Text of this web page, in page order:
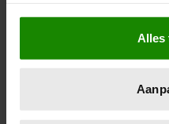
Als u het toestaat, willen
Informatie
locatie, die tot een
scannen op
Alles